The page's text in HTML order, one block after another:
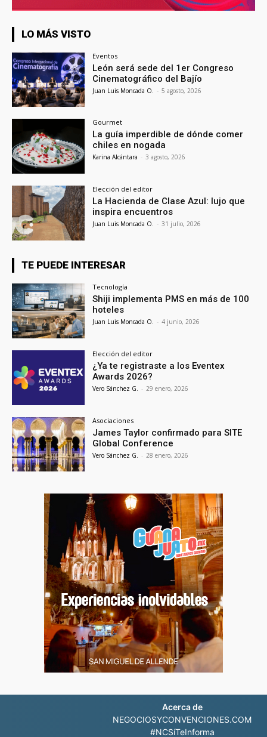
LO MÁS VISTO
Eventos
León será sede del 1er Congreso
Cinematográfico del Bajío
Juan Luis Moncada O. - 5 agosto, 2026
Gourmet
La guía imperdible de dónde comer
chiles en nogada
Karina Alcántara - 3 agosto, 2026
Elección del editor
La Hacienda de Clase Azul: lujo que
inspira encuentros
Juan Luis Moncada O. - 31 julio, 2026
TE PUEDE INTERESAR
Tecnología
Shiji implementa PMS en más de 100
hoteles
Juan Luis Moncada O. - 4 junio, 2026
Elección del editor
¿Ya te registraste a los Eventex
Awards 2026?
Vero Sánchez G. - 29 enero, 2026
Asociaciones
James Taylor confirmado para SITE
Global Conference
Vero Sánchez G. - 28 enero, 2026
Acerca de
NEGOCIOSYCONVENCIONES.COM
#NCSíTeInforma